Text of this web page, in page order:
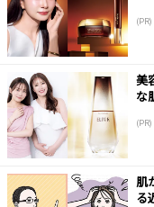
(PR)
美
な
(PR)
肌
る